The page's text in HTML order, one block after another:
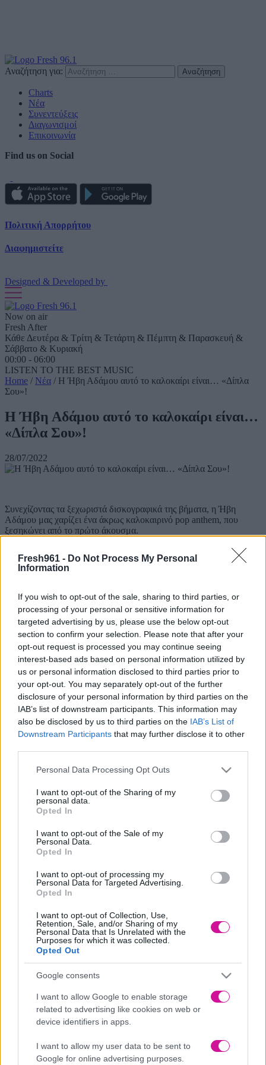
Fresh961 - Do Not Process My Personal
Information
If you wish to opt-out of the sale, sharing to third parties, or
processing of your personal or sensitive information for
targeted advertising by us, please use the below opt-out
section to confirm your selection. Please note that after your
opt-out request is processed you may continue seeing
interest-based ads based on personal information utilized by
us or personal information disclosed to third parties prior to
your opt-out. You may separately opt-out of the further
disclosure of your personal information by third parties on the
IAB’s list of downstream participants. This information may
also be disclosed by us to third parties on the IAB’s List of
Downstream Participants that may further disclose it to other
Please note that this website/app uses one or more Google
not limited to your visit or usage behaviour. You may click to
grant or deny consent to Google and its third-party tags to
use your data for below specified purposes in below Google
consent section.
Personal Data Processing Opt Outs
I want to opt-out of the Sharing of my
personal data.
Opted In
I want to opt-out of the Sale of my
Personal Data.
Opted In
I want to opt-out of processing my
Personal Data for Targeted Advertising.
Opted In
I want to opt-out of Collection, Use,
Retention, Sale, and/or Sharing of my
Personal Data that Is Unrelated with the
Purposes for which it was collected.
Opted Out
Google consents
I want to allow Google to enable storage
related to advertising like cookies on web or
device identifiers in apps.
I want to allow my user data to be sent to
Google for online advertising purposes.
Αναζήτηση για:
Charts
Νέα
Συνεντεύξεις
Διαγωνισμοί
Επικοινωνία
Find us on Social
Πολιτική Απορρήτου
Διαφημιστείτε
Designed & Developed by
Now on air
Fresh After
Κάθε Δευτέρα & Τρίτη & Τετάρτη & Πέμπτη & Παρασκευή &
Σάββατο & Κυριακή
00:00 - 06:00
LISTEN TO THE BEST MUSIC
Home / Νέα / Η Ήβη Αδάμου αυτό το καλοκαίρι είναι… «Δίπλα
Σου»!
Η Ήβη Αδάμου αυτό το καλοκαίρι είναι…
«Δίπλα Σου»!
28/07/2022
Συνεχίζοντας τα ξεχωριστά δισκογραφικά της βήματα, η Ήβη
Αδάμου μας χαρίζει ένα άκρως καλοκαιρινό pop anthem, που
ξεσηκώνει από το πρώτο άκουσμα.
Το «Δίπλα Σου» αποκαλύφθηκε πρώτη φορά κατά τη διάρκεια των
φετινών Mad Video Music Awards, μέσα από ένα ξεχωριστό
ντουέτο της Ήβης Αδάμου με τον Γιώργο Κακοσαίο, που «μάγεψε»
Το «Δίπλα Σου», σε μουσική και στίχους Μιχάλη ΜΕΘ Κουινέλη,
Παντελή Εστυλιανίδη και Κωνσταντίνου Φουστέρη, που
κυκλοφορεί από την Panik Records, ακούγεται δυνατά και μπαίνει
αμέσως στη λίστα των επιτυχιών!
ENTER THE PANIK WORLD
panikmusic.gr
PanikRecords_Facebook
PanikRecords_Instagram
PanikRecords_TikTok
ARTIST’S SOCIAL MEDIA